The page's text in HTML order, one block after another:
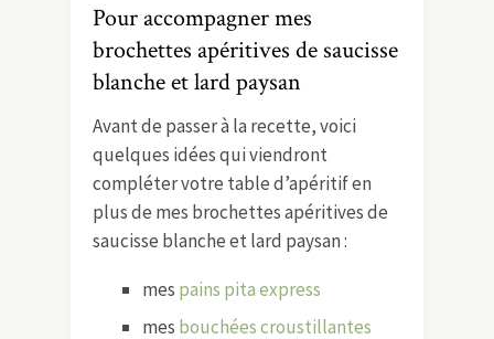
Pour accompagner mes
brochettes apéritives de saucisse
blanche et lard paysan
Avant de passer à la recette, voici
quelques idées qui viendront
compléter votre table d’apéritif en
plus de mes brochettes apéritives de
saucisse blanche et lard paysan :
mes pains pita express
mes bouchées croustillantes